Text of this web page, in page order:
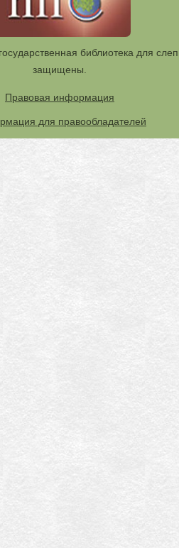
библиотека для
защищены.
Правовая информация
для правообладателей